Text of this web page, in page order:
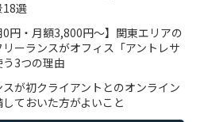
18選
0円・月額3,800円〜】関東エリアの
ーランスがオフィス「アントレサ
3つの理由
スが初クライアントとのオンライン
ておいた方がよいこと